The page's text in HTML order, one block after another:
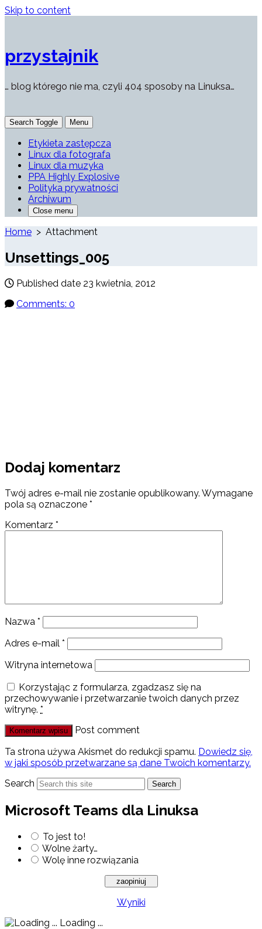
Skip to content
przystajnik
… blog którego nie ma, czyli 404 sposoby na Linuksa…
Search Toggle Menu
Etykieta zastępcza
Linux dla fotografa
Linux dla muzyka
PPA Highly Explosive
Polityka prywatności
Archiwum
Close menu
Home > Attachment
Unsettings_005
Published date 23 kwietnia, 2012
Comments: 0
Dodaj komentarz
Twój adres e-mail nie zostanie opublikowany. Wymagane
pola są oznaczone *
Komentarz *
Nazwa *
Adres e-mail *
Witryna internetowa
Korzystając z formularza, zgadzasz się na
przechowywanie i przetwarzanie twoich danych przez
witrynę. *
Post comment
Ta strona używa Akismet do redukcji spamu. Dowiedz się,
w jaki sposób przetwarzane są dane Twoich komentarzy.
Search
Search
Microsoft Teams dla Linuksa
To jest to!
Wolne żarty…
Wolę inne rozwiązania
Wyniki
Loading ...